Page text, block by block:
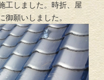
工しました。時折、屋
御願いしました。